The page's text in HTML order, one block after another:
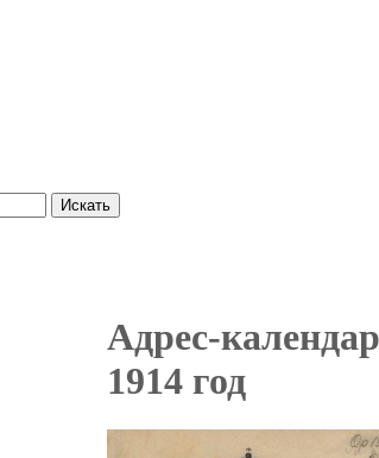
Искать
Адрес-
1914 год